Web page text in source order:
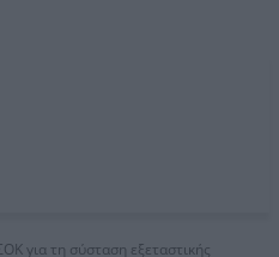
για τη σύσταση εξεταστικής